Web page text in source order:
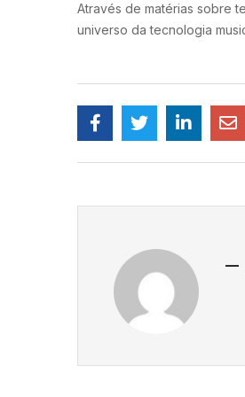
Através de matérias sobre
universo da tecnologia